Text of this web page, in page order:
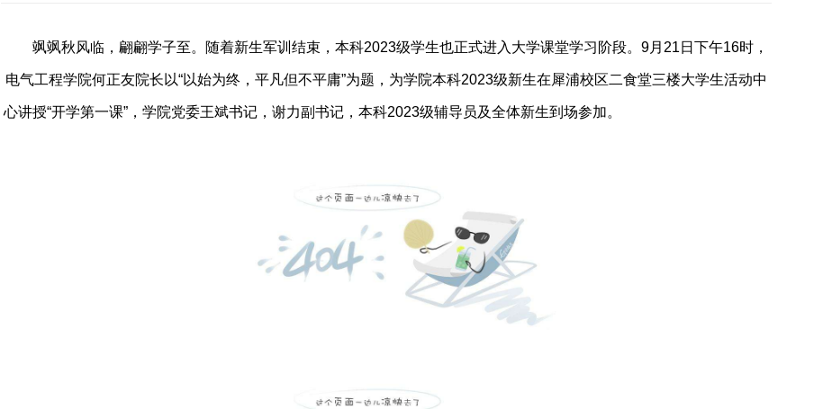
飒飒秋风临，翩翩学子至。随着新生军训结束，本科2023级学生也正式进入大学课堂学习阶段。9月 21 日下午16时，
电气工程学院何正友院长以“以始为终，平凡但不平庸”为题，为学院本科2023级新生在犀浦校区二食堂三楼大学生活动中
心讲授“开学第一课”，学院党委王斌书记，谢力副书记，本科2023级辅导员及全体新生到场参加。